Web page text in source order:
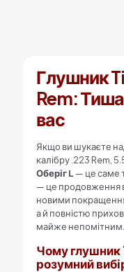
Глушник
Rem:
вас
Якщо ви шукаєте
калібру .223 Rem,
Оберіг L — це саме
— це продовження
новими
а й повністю
майже непомітним.
Чому глушник
розумний